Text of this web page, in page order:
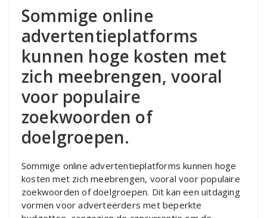
Sommige online
advertentieplatforms
kunnen hoge kosten met
zich meebrengen, vooral
voor populaire
zoekwoorden of
doelgroepen.
Sommige online advertentieplatforms kunnen hoge
kosten met zich meebrengen, vooral voor populaire
zoekwoorden of doelgroepen. Dit kan een uitdaging
vormen voor adverteerders met beperkte